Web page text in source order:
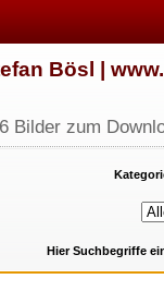
Bösl |
Bilder zum
Hier Suchbegriffe